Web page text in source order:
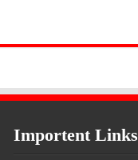
Importent Links